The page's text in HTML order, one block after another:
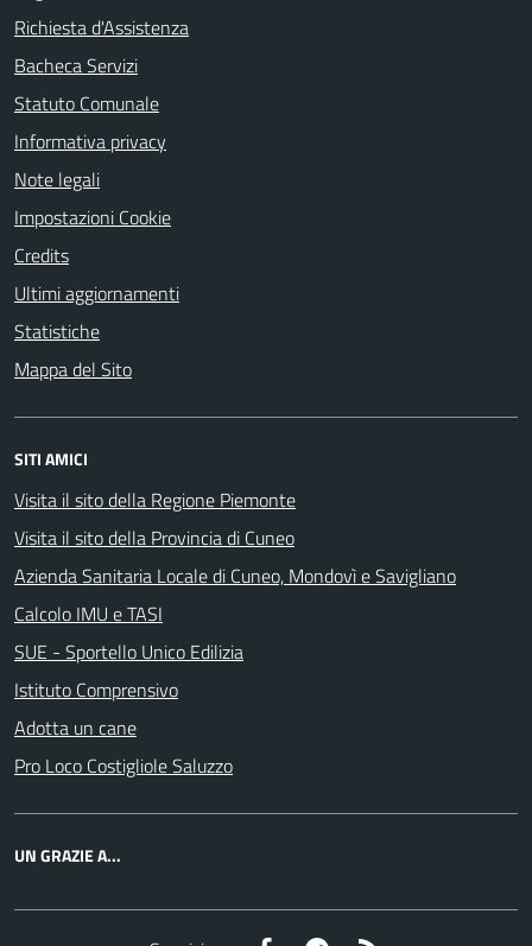
Richiesta d'Assistenza
Bacheca Servizi
Statuto Comunale
Informativa privacy
Note legali
Impostazioni Cookie
Credits
Ultimi aggiornamenti
Statistiche
Mappa del Sito
SITI AMICI
Visita il sito della Regione Piemonte
Visita il sito della Provincia di Cuneo
Azienda Sanitaria Locale di Cuneo, Mondovì e Savigliano
Calcolo IMU e TASI
SUE - Sportello Unico Edilizia
Istituto Comprensivo
Adotta un cane
Pro Loco Costigliole Saluzzo
UN GRAZIE A...